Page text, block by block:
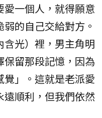
一個人，就得願意
的自己交給對方。
光）裡，男主角明
留那段記憶，因為
覺」。這就是老派愛
順利，但我們依然